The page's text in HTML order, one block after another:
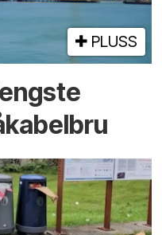
PLUSS